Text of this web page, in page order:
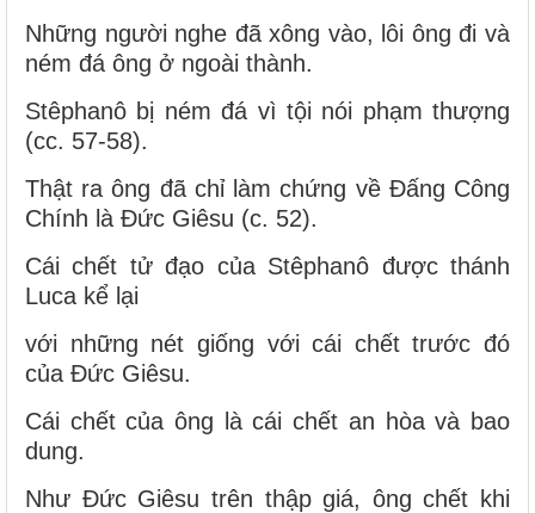
Những người nghe đã xông vào, lôi ông đi và
ném đá ông ở ngoài thành.
Stêphanô bị ném đá vì tội nói phạm thượng
(cc. 57-58).
Thật ra ông đã chỉ làm chứng về Đấng Công
Chính là Đức Giêsu (c. 52).
Cái chết tử đạo của Stêphanô được thánh
Luca kể lại
với những nét giống với cái chết trước đó
của Đức Giêsu.
Cái chết của ông là cái chết an hòa và bao
dung.
Như Đức Giêsu trên thập giá, ông chết khi